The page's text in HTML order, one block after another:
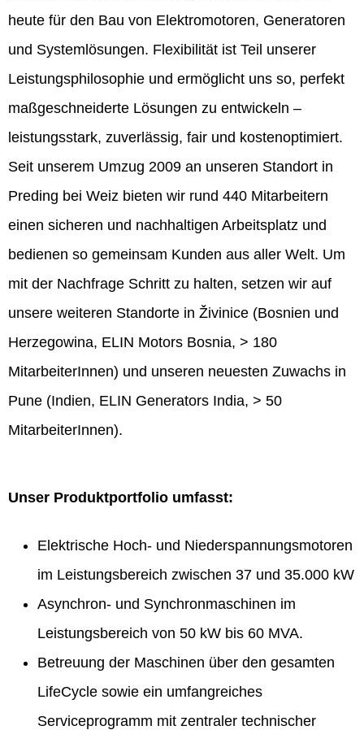
heute für den Bau von Elektromotoren, Generatoren
und Systemlösungen. Flexibilität ist Teil unserer
Leistungsphilosophie und ermöglicht uns so, perfekt
maßgeschneiderte Lösungen zu entwickeln –
leistungsstark, zuverlässig, fair und kostenoptimiert.
Seit unserem Umzug 2009 an unseren Standort in
Preding bei Weiz bieten wir rund 440 Mitarbeitern
einen sicheren und nachhaltigen Arbeitsplatz und
bedienen so gemeinsam Kunden aus aller Welt. Um
mit der Nachfrage Schritt zu halten, setzen wir auf
unsere weiteren Standorte in Živinice (Bosnien und
Herzegowina, ELIN Motors Bosnia, > 180
MitarbeiterInnen) und unseren neuesten Zuwachs in
Pune (Indien, ELIN Generators India, > 50
MitarbeiterInnen).
Unser Produktportfolio umfasst:
Elektrische Hoch- und Niederspannungsmotoren
im Leistungsbereich zwischen 37 und 35.000 kW
Asynchron- und Synchronmaschinen im
Leistungsbereich von 50 kW bis 60 MVA.
Betreuung der Maschinen über den gesamten
LifeCycle sowie ein umfangreiches
Serviceprogramm mit zentraler technischer